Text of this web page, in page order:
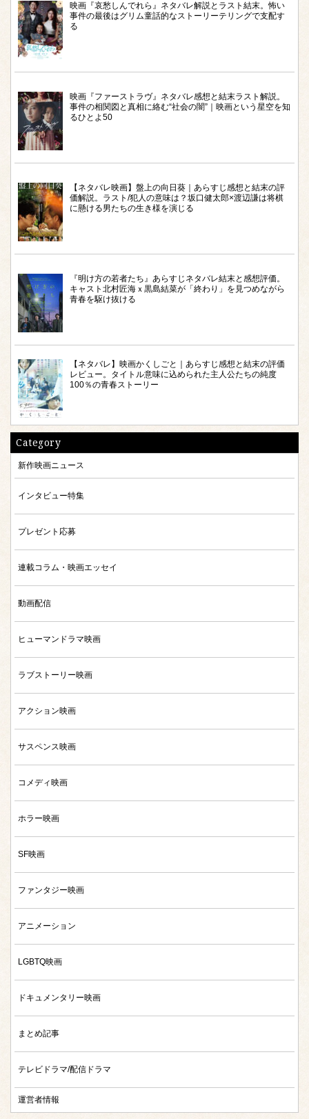
映画『哀愁しんでれら』ネタバレ解説とラスト結末。怖い
事件の最後はグリム童話的なストーリーテリングで支配す
る
映画『ファーストラヴ』ネタバレ感想と結末ラスト解説。
事件の相関図と真相に絡む“社会の闇”｜映画という星空を知
るひとよ50
【ネタバレ映画】盤上の向日葵｜あらすじ感想と結末の評
価解説。ラスト/犯人の意味は？坂口健太郎×渡辺謙は将棋
に懸ける男たちの生き様を演じる
『明け方の若者たち』あらすじネタバレ結末と感想評価。
キャスト北村匠海ｘ黒島結菜が「終わり」を見つめながら
青春を駆け抜ける
【ネタバレ】映画かくしごと｜あらすじ感想と結末の評価
レビュー。タイトル意味に込められた主人公たちの純度
100％の青春ストーリー
Category
新作映画ニュース
インタビュー特集
プレゼント応募
連載コラム・映画エッセイ
動画配信
ヒューマンドラマ映画
ラブストーリー映画
アクション映画
サスペンス映画
コメディ映画
ホラー映画
SF映画
ファンタジー映画
アニメーション
LGBTQ映画
ドキュメンタリー映画
まとめ記事
テレビドラマ/配信ドラマ
運営者情報